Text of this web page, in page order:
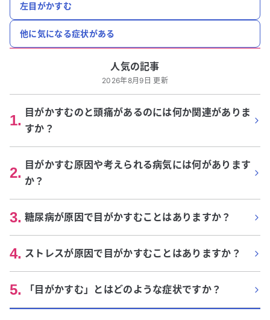
左目がかすむ
他に気になる症状がある
人気の記事
2026年8月9日 更新
1. 目がかすむのと頭痛があるのには何か関連がありま
すか？
2. 目がかすむ原因や考えられる病気には何があります
か？
3. 糖尿病が原因で目がかすむことはありますか？
4. ストレスが原因で目がかすむことはありますか？
5. 「目がかすむ」とはどのような症状ですか？